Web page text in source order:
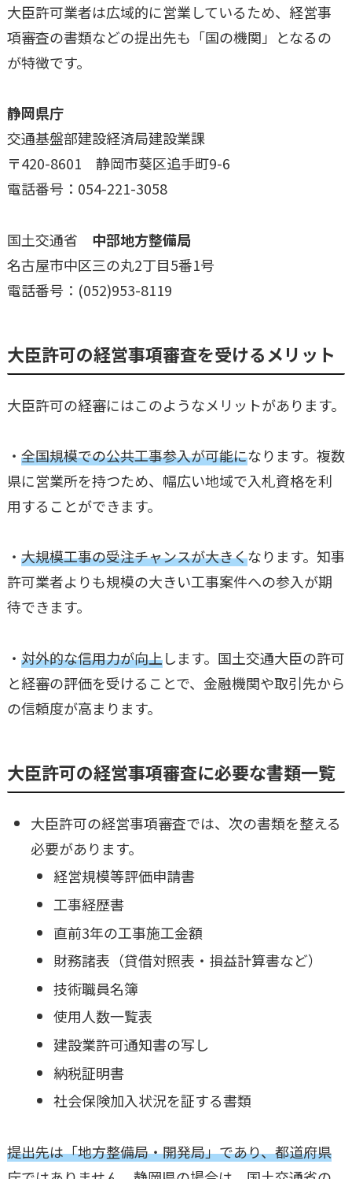
大臣許可業者は広域的に営業しているため、経営事
項審査の書類などの提出先も「国の機関」となるの
が特徴です。
静岡県庁
交通基盤部建設経済局建設業課
〒420-8601 静岡市葵区追手町9-6
電話番号：054-221-3058
国土交通省 中部地方整備局
名古屋市中区三の丸2丁目5番1号
電話番号：(052)953-8119
大臣許可の経営事項審査を受けるメリット
大臣許可の経審にはこのようなメリットがあります。
・ 全国規模での公共工事参入が可能になります。複数
県に営業所を持つため、幅広い地域で入札資格を利
用することができます。
・ 大規模工事の受注チャンスが大きくなります。知事
許可業者よりも規模の大きい工事案件への参入が期
待できます。
・ 対外的な信用力が向上します。国土交通大臣の許可
と経審の評価を受けることで、金融機関や取引先から
の信頼度が高まります。
大臣許可の経営事項審査に必要な書類一覧
大臣許可の経営事項審査では、次の書類を整える
必要があります。
経営規模等評価申請書
工事経歴書
直前3年の工事施工金額
財務諸表（貸借対照表・損益計算書など）
技術職員名簿
使用人数一覧表
建設業許可通知書の写し
納税証明書
社会保険加入状況を証する書類
提出先は「地方整備局・開発局」であり、都道府県